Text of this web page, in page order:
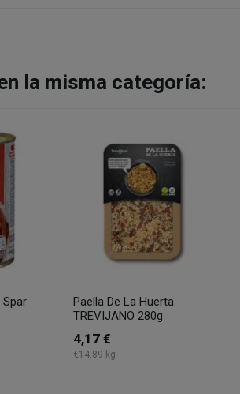
la misma categoría:
Paella De La Huerta
TREVIJANO 280g
4,17 €
€14.89 kg